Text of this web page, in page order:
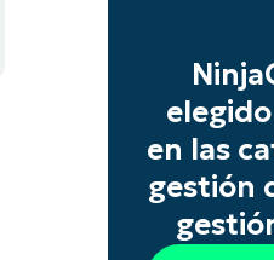
en las
gestión